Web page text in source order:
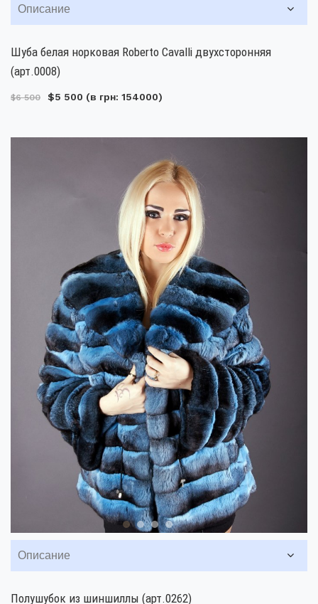
Описание
Шуба белая норковая Roberto Cavalli двухсторонняя
(арт.0008)
$6 500 $5 500 (в грн: 154000)
Описание
Полушубок из шиншиллы (арт.0262)